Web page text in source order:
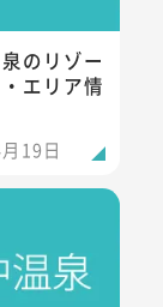
のリゾー
エリア情
19日
ゾートバイト・エ